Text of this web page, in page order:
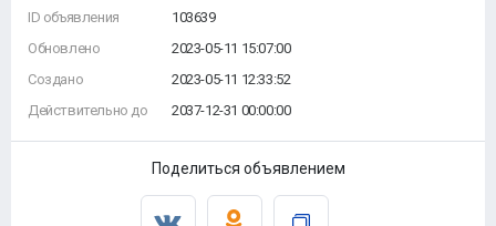
ID объявления
Обновлено
Создано
Действительно до
103639
2023-05-11 15:07:00
2023-05-11 12:33:52
2037-12-31 00:00:00
Поделиться объявлением